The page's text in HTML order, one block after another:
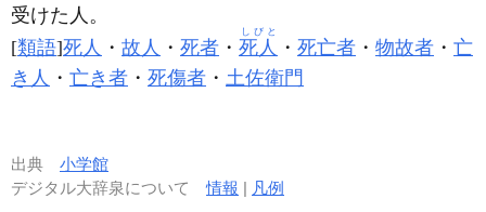
受けた人。
[類語]死人 ・ 故人 ・ 死者 ・ 死人
しびと
・ 死亡者 ・ 物故者 ・ 亡
き人 ・ 亡き者 ・ 死傷者 ・ 土佐衛門
出典 小学館
デジタル大辞泉について情報 | 凡例